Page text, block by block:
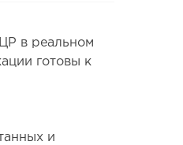
в реальном
готовы к
и